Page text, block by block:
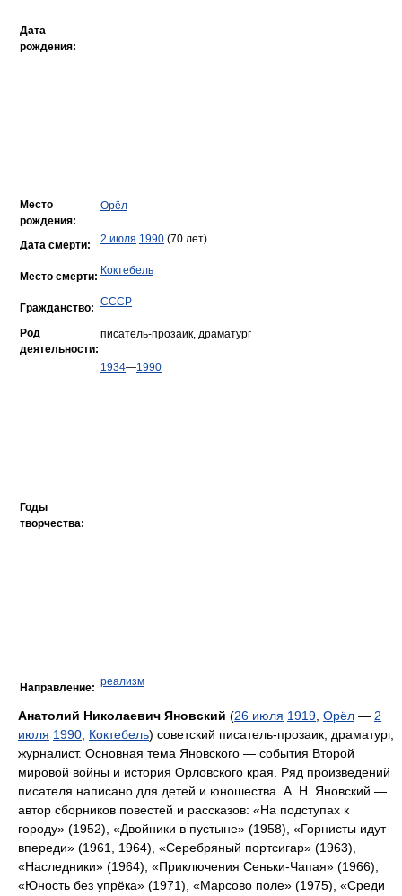
Дата
рождения:
Место
рождения:
Орёл
Дата смерти: 2 июля 1990 (70 лет)
Место смерти: Коктебель
Гражданство: СССР
Род
деятельности:
писатель-прозаик, драматург
Годы
творчества:
1934—1990
Направление: реализм
Анатолий Николаевич Яновский (26 июля 1919 Орёл — 2
июля 1990 Коктебель) советский писатель-прозаик, драматург,
журналист. Основная тема Яновского — события Второй
мировой войны и история Орловского края. Ряд произведений
писателя написано для детей и юношества. А. Н. Яновский —
автор сборников повестей и рассказов: «На подступах к
городу» (1952), «Двойники в пустыне» (1958), «Горнисты идут
впереди» (1961, 1964), «Серебряный портсигар» (1963),
«Наследники» (1964), «Приключения Сеньки-Чапая» (1966),
«Юность без упрёка» (1971), «Марсово поле» (1975), «Среди